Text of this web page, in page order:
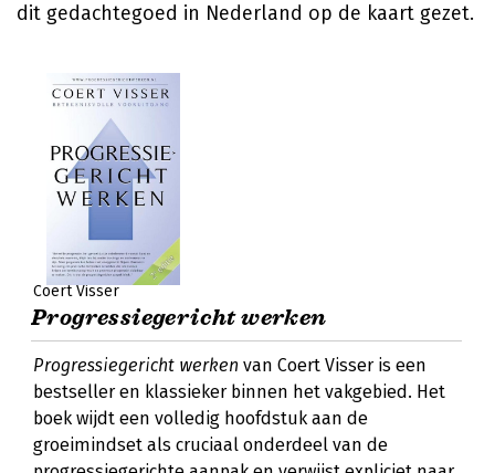
dit gedachtegoed in Nederland op de kaart gezet.
Coert Visser
Progressiegericht werken
Progressiegericht werken van Coert Visser is een
bestseller en klassieker binnen het vakgebied. Het
boek wijdt een volledig hoofdstuk aan de
groeimindset als cruciaal onderdeel van de